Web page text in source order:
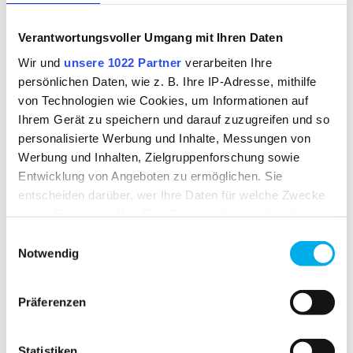
Verantwortungsvoller Umgang mit Ihren Daten
Wir und unsere 1022 Partner verarbeiten Ihre
persönlichen Daten, wie z. B. Ihre IP-Adresse, mithilfe
von Technologien wie Cookies, um Informationen auf
Ihrem Gerät zu speichern und darauf zuzugreifen und so
personalisierte Werbung und Inhalte, Messungen von
Werbung und Inhalten, Zielgruppenforschung sowie
Entwicklung von Angeboten zu ermöglichen. Sie
entscheiden darüber, wer Ihre Daten für welche Zwecke
Trigger Symbol ändern oder widerrufen
Informationen über Ihre geografische Lage
können
Notwendig
Präferenzen
VERFÜGBARKEIT
ab Lager verfügbar
MATERIAL
Nomex ® Antistatic
Oberstoff 1:50% Viskose,49% Aramid,1% Carbon
MATERIALGEWICHT
ca. 300.00 g
DOWNLOAD